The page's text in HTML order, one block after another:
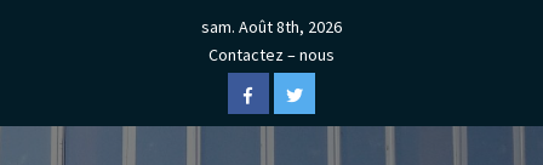
sam. Août 8th, 2026
Contactez – nous
FacebookTwitter